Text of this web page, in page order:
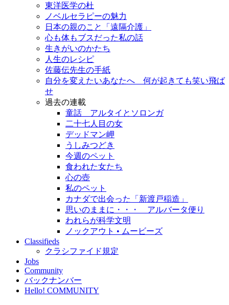
東洋医学の杜
ノベルセラピーの魅力
日本の親のこと「遠隔介護」
心も体もブスだった私の話
生きがいのかたち
人生のレシピ
佐藤伝先生の手紙
自分を変えたいあなたへ 何が起きても笑い飛ば
せ
過去の連載
童話 アルタイとソロンガ
二十七人目の女
デッドマン岬
うしみつどき
今週のペット
食われた女たち
心の壺
私のペット
カナダで出会った「新渡戸稲造」
思いのままに・・・ アルバータ便り
われらが科学文明
ノックアウト • ムービーズ
Classifieds
クラシファイド規定
Jobs
Community
バックナンバー
Hello! COMMUNITY